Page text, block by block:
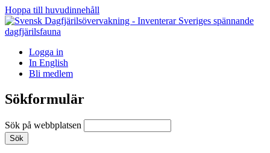
Hoppa till huvudinnehåll
Logga in
In English
Bli medlem
Sökformulär
Sök på webbplatsen